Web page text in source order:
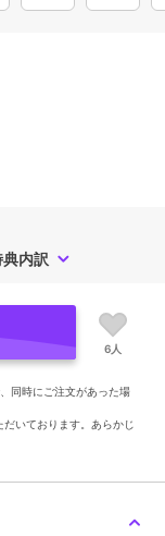
典内訳
6人
同時にご注文があった場
いております。あらかじ